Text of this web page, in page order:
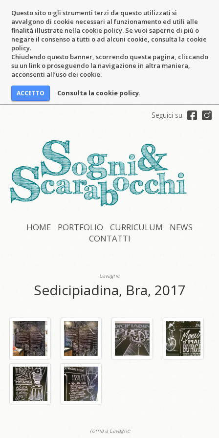
Questo sito o gli strumenti terzi da questo utilizzati si
avvalgono di cookie necessari al funzionamento ed utili alle
finalità illustrate nella cookie policy. Se vuoi saperne di più o
negare il consenso a tutti o ad alcuni cookie, consulta la cookie
policy.
Chiudendo questo banner, scorrendo questa pagina, cliccando
su un link o proseguendo la navigazione in altra maniera,
acconsenti all’uso dei cookie.
Consulta la cookie policy.
Seguici su
HOME PORTFOLIO CURRICULUM
NEWS
CONTATTI
Lavagne
Sedicipiadina, Bra, 2017
Torna a Lavagne